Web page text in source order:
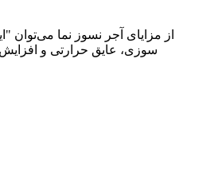
از مزایای آجر نسوز نما می‌توان
سوزی، عایق حرارتی و